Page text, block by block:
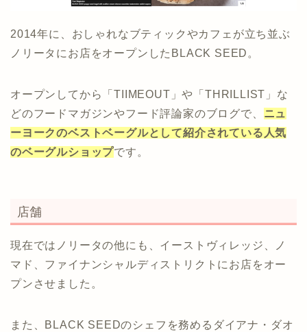
2014年に、おしゃれなブティックやカフェが立ち並ぶ
ノリータにお店をオープンしたBLACK SEED。
オープンしてから「TIIMEOUT」や「THRILLIST」な
どのフードマガジンやフード評論家のブログで、 ニュ
ーヨークのベストベーグルとして紹介されている人気
のベーグルショップです。
店舗
現在ではノリータの他にも、イーストヴィレッジ、ノ
マド、ファイナンシャルディストリクトにお店をオー
プンさせました。
また、BLACK SEEDのシェフを務めるダイアナ・ダオ